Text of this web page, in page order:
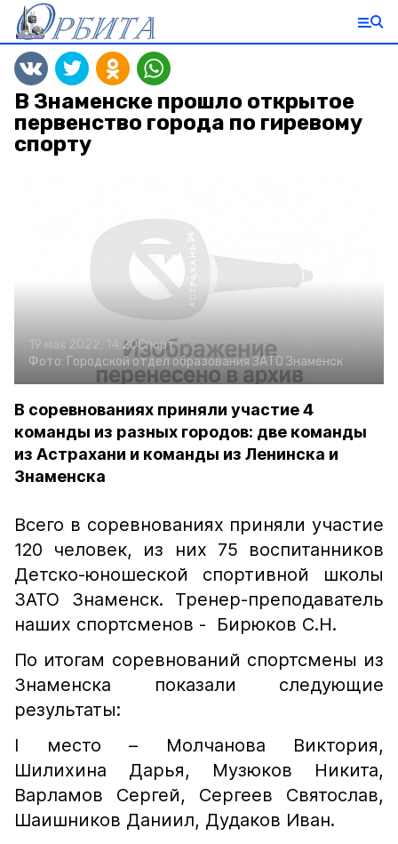
В Знаменске прошло открытое
первенство города по гиревому
спорту
19 мая 2022, 14:20Спорт
Фото: Городской отдел образования ЗАТО Знаменск
В соревнованиях приняли участие 4
команды из разных городов: две команды
из Астрахани и команды из Ленинска и
Знаменска
Всего в соревнованиях приняли участие
120 человек, из них 75 воспитанников
Детско-юношеской спортивной школы
ЗАТО Знаменск. Тренер-преподаватель
наших спортсменов - Бирюков С.Н.
По итогам соревнований спортсмены из
Знаменска показали следующие
результаты:
I место – Молчанова Виктория,
Шилихина Дарья, Музюков Никита,
Варламов Сергей, Сергеев Святослав,
Шаишников Даниил, Дудаков Иван.